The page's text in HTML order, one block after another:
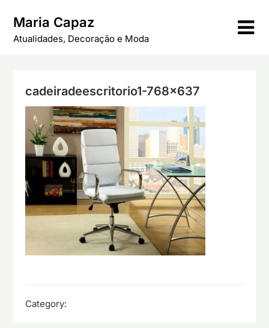
content
Maria Capaz
Atualidades, Decoração e Moda
cadeiradeescritorio1-768×637
Category: